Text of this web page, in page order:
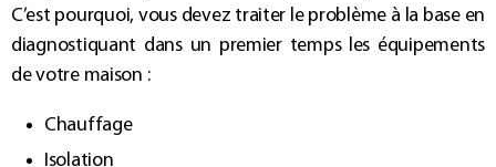
C’est pourquoi, vous devez traiter le problème à la base en
diagnostiquant dans un premier temps les équipements
de votre maison :
Chauffage
Isolation